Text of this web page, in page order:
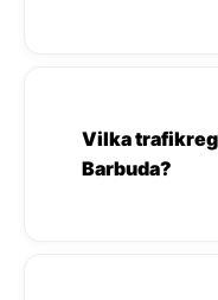
Vilka
Barbuda?